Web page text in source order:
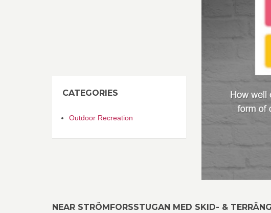
CATEGORIES
Outdoor Recreation
NEAR STRÖMFORSSTUGAN MED SKID- &